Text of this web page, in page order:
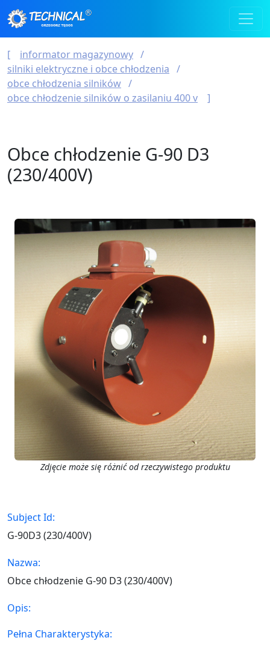
informator magazynowy
silniki elektryczne i obce chłodzenia
obce chłodzenia silników
obce chłodzenie silników o zasilaniu 400 v
Obce chłodzenie G-90 D3
(230/400V)
Zdjęcie może się różnić od rzeczywistego produktu
Subject Id:
G-90D3 (230/400V)
Nazwa:
Obce chłodzenie G-90 D3 (230/400V)
Opis:
Pełna Charakterystyka: